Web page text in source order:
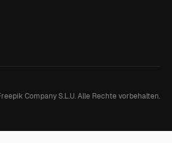
Company S.L.U. Alle Rechte vorbehalten.